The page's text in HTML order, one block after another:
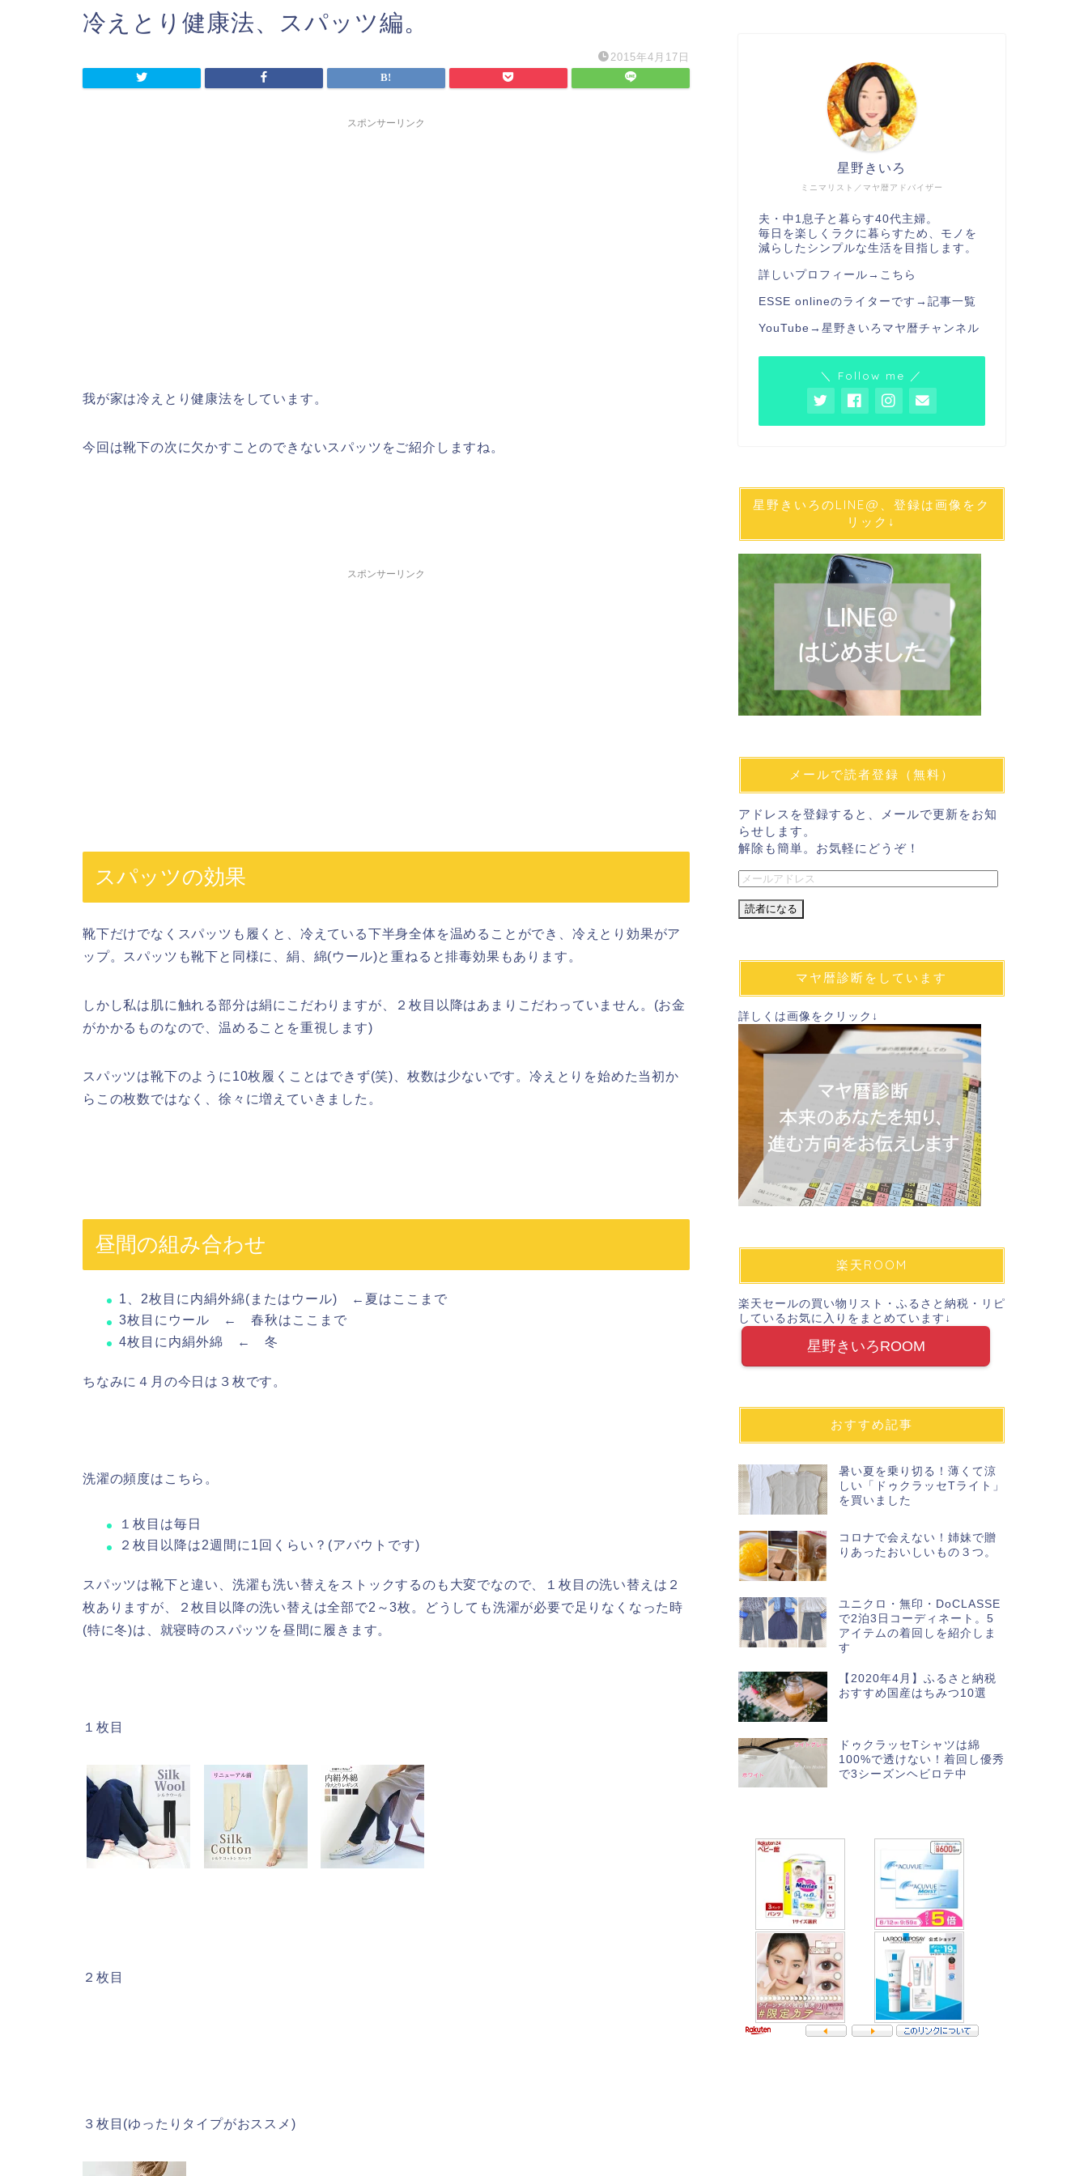
冷えとり健康法、スパッツ編。
2015年4月17日
スポンサーリンク
我が家は冷えとり健康法をしています。
今回は靴下の次に欠かすことのできないスパッツをご紹介しますね。
スポンサーリンク
スパッツの効果
靴下だけでなくスパッツも履くと、冷えている下半身全体を温めることができ、冷えとり効果がア
ップ。スパッツも靴下と同様に、絹、綿(ウール)と重ねると排毒効果もあります。
しかし私は肌に触れる部分は絹にこだわりますが、２枚目以降はあまりこだわっていません。(お金
がかかるものなので、温めることを重視します)
スパッツは靴下のように10枚履くことはできず(笑)、枚数は少ないです。冷えとりを始めた当初か
らこの枚数ではなく、徐々に増えていきました。
昼間の組み合わせ
1、2枚目に内絹外綿(またはウール) ←夏はここまで
3枚目にウール ← 春秋はここまで
4枚目に内絹外綿 ← 冬
ちなみに４月の今日は３枚です。
洗濯の頻度はこちら。
１枚目は毎日
２枚目以降は2週間に1回くらい？(アバウトです)
スパッツは靴下と違い、洗濯も洗い替えをストックするのも大変でなので、１枚目の洗い替えは２
枚ありますが、２枚目以降の洗い替えは全部で2～3枚。どうしても洗濯が必要で足りなくなった時
(特に冬)は、就寝時のスパッツを昼間に履きます。
１枚目
２枚目
３枚目(ゆったりタイプがおススメ)
ミニマリスト／マヤ暦アドバイザー
星野きいろ
夫・中1息子と暮らす40代主婦。
毎日を楽しくラクに暮らすため、モノを
減らしたシンプルな生活を目指します。
詳しいプロフィール→ こちら
ESSE onlineのライターです→ 記事一覧
YouTube→ 星野きいろマヤ暦チャンネル
＼ Follow me ／
星野きいろのLINE@、登録は画像をク
リック↓
メールで読者登録（無料）
アドレスを登録すると、メールで更新をお知
らせします。
解除も簡単。お気軽にどうぞ！
メ
ル
レ
マヤ暦診断をしています
詳しくは画像をクリック↓
楽天ROOM
楽天セールの買い物リスト・ふるさと納税・リピ
しているお気に入りをまとめています↓
星野きいろROOM
おすすめ記事
暑い夏を乗り切る！薄くて涼
しい「ドゥクラッセTライト」
を買いました
コロナで会えない！姉妹で贈
りあったおいしいもの３つ。
ユニクロ・無印・DoCLASSE
で2泊3日コーディネート。5
アイテムの着回しを紹介しま
す
【2020年4月】ふるさと納税
おすすめ国産はちみつ10選
ドゥクラッセTシャツは綿
100%で透けない！着回し優秀
で3シーズンヘビロテ中